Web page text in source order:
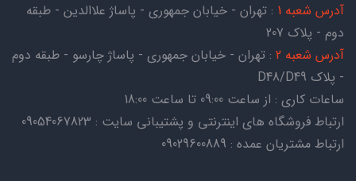
آدرس شعبه 1
: تهران - خیابان جمهوری - پاساژ علاالدین - طبقه
دوم - پلاک 207
آدرس شعبه 2
: تهران - خیابان جمهوری - پاساژ چارسو - طبقه دوم
- پلاک D48/D49
ساعات کاری : از ساعت 09:00 تا ساعت 18:00
ارتباط فروشگاه های اینترنتی و پشتیبانی سایت : 09054067823
ارتباط مشتریان عمده : 09029600889